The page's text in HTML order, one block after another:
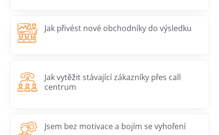
Jak přivést nové obchodníky do výsledku
Jak vytěžit stávající zákazníky přes call
centrum
Jsem bez motivace a bojím se vyhoření